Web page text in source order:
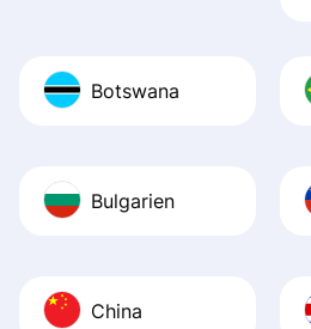
Botswana
Bulgarien
China